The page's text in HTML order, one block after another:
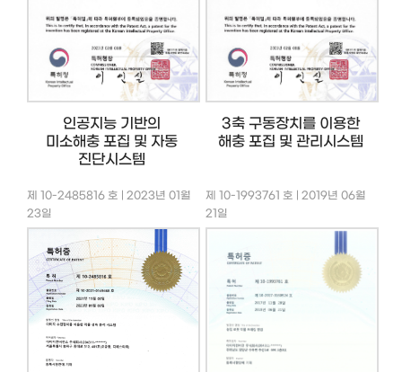
인공지능 기반의
미소해충 포집 및 자동
진단시스템
3축 구동장치를 이용한
해충 포집 및 관리시스템
제 10-2485816 호 | 2023년 01월
23일
제 10-1993761 호 | 2019년 06월
21일